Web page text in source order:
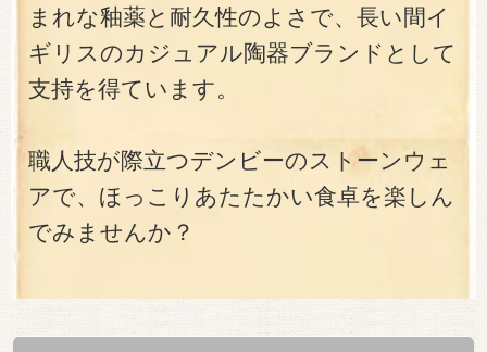
まれな釉薬と耐久性のよさで、長い間イ
ギリスのカジュアル陶器ブランドとして
支持を得ています。
職人技が際立つデンビーのストーンウェ
アで、ほっこりあたたかい食卓を楽しん
でみませんか？